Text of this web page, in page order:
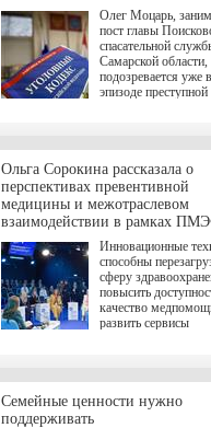
Олег Моцарь,
пост главы
спасательной
Самарской области,
подозревается уже
эпизоде преступной
а сам он
Ольга Сорокина рассказала о
перспективах превентивной
медицины и межотраслевом
взаимодействии в рамках
Инновационные
способны
сферу
повысить
качество
развить сервисы
определенными
К ним можно
Семейные ценности нужно
поддерживать